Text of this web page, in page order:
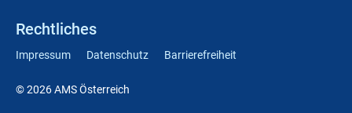
Rechtliches
Impressum Datenschutz Barrierefreiheit
© 2026 AMS Österreich